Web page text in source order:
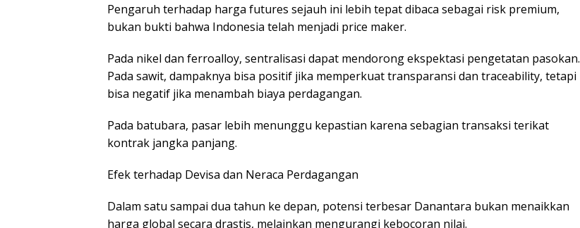
Pengaruh terhadap harga futures sejauh ini lebih tepat dibaca sebagai risk premium,
bukan bukti bahwa Indonesia telah menjadi price maker.
Pada nikel dan ferroalloy, sentralisasi dapat mendorong ekspektasi pengetatan pasokan.
Pada sawit, dampaknya bisa positif jika memperkuat transparansi dan traceability, tetapi
bisa negatif jika menambah biaya perdagangan.
Pada batubara, pasar lebih menunggu kepastian karena sebagian transaksi terikat
kontrak jangka panjang.
Efek terhadap Devisa dan Neraca Perdagangan
Dalam satu sampai dua tahun ke depan, potensi terbesar Danantara bukan menaikkan
harga global secara drastis, melainkan mengurangi kebocoran nilai.